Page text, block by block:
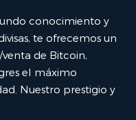
conocimiento y
te ofrecemos un
de Bitcoin,
el máximo
Nuestro prestigio y